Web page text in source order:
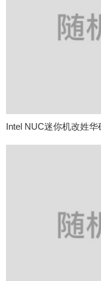
Intel NUC迷你机改姓华